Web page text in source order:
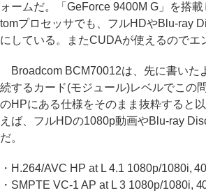
ォームだ。「GeForce 9400M G」を搭
tomプロセッサでも、フルHDやBlu-ray
にしている。またCUDAが使えるのでエ
Broadcom BCM70012は、先に書いた
続するカード(モジュール)レベルでこの
のHPにある仕様をそのまま抜粋すると
えば、フルHDの1080p動画やBlu-ray
だ。
・H.264/AVC HP at L 4.1 1080p/1080i,
・SMPTE VC-1 AP at L 3 1080p/1080i,